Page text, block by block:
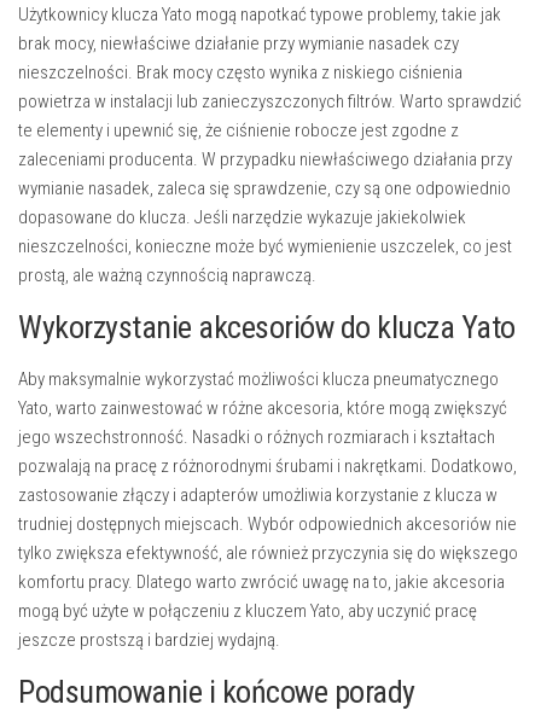
Użytkownicy klucza Yato mogą napotkać typowe problemy, takie jak
brak mocy, niewłaściwe działanie przy wymianie nasadek czy
nieszczelności. Brak mocy często wynika z niskiego ciśnienia
powietrza w instalacji lub zanieczyszczonych filtrów. Warto sprawdzić
te elementy i upewnić się, że ciśnienie robocze jest zgodne z
zaleceniami producenta. W przypadku niewłaściwego działania przy
wymianie nasadek, zaleca się sprawdzenie, czy są one odpowiednio
dopasowane do klucza. Jeśli narzędzie wykazuje jakiekolwiek
nieszczelności, konieczne może być wymienienie uszczelek, co jest
prostą, ale ważną czynnością naprawczą.
Wykorzystanie akcesoriów do klucza Yato
Aby maksymalnie wykorzystać możliwości klucza pneumatycznego
Yato, warto zainwestować w różne akcesoria, które mogą zwiększyć
jego wszechstronność. Nasadki o różnych rozmiarach i kształtach
pozwalają na pracę z różnorodnymi śrubami i nakrętkami. Dodatkowo,
zastosowanie złączy i adapterów umożliwia korzystanie z klucza w
trudniej dostępnych miejscach. Wybór odpowiednich akcesoriów nie
tylko zwiększa efektywność, ale również przyczynia się do większego
komfortu pracy. Dlatego warto zwrócić uwagę na to, jakie akcesoria
mogą być użyte w połączeniu z kluczem Yato, aby uczynić pracę
jeszcze prostszą i bardziej wydajną.
Podsumowanie i końcowe porady